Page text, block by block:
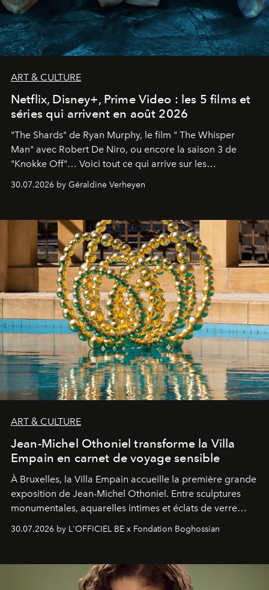
ART & CULTURE
Netflix, Disney+, Prime Video : les 5 films et
séries qui arrivent en août 2026
"The Shards" de Ryan Murphy, le film " The Whisper
Man" avec Robert De Niro, ou encore la saison 3 de
"Knokke Off"… Voici tout ce qui arrive sur les
plateformes de streaming en août 2026.
30.07.2026 by Géraldine Verheyen
ART & CULTURE
Jean-Michel Othoniel transforme la Villa
Empain en carnet de voyage sensible
À Bruxelles, la Villa Empain accueille la première grande
exposition de Jean-Michel Othoniel. Entre sculptures
monumentales, aquarelles intimes et éclats de verre
soufflé, l’artiste français compose un itinéraire
émotionnel où chaque œuvre devient le souvenir
émerveillement.
30.07.2026 by L'OFFICIEL BE x Fondation Boghossian